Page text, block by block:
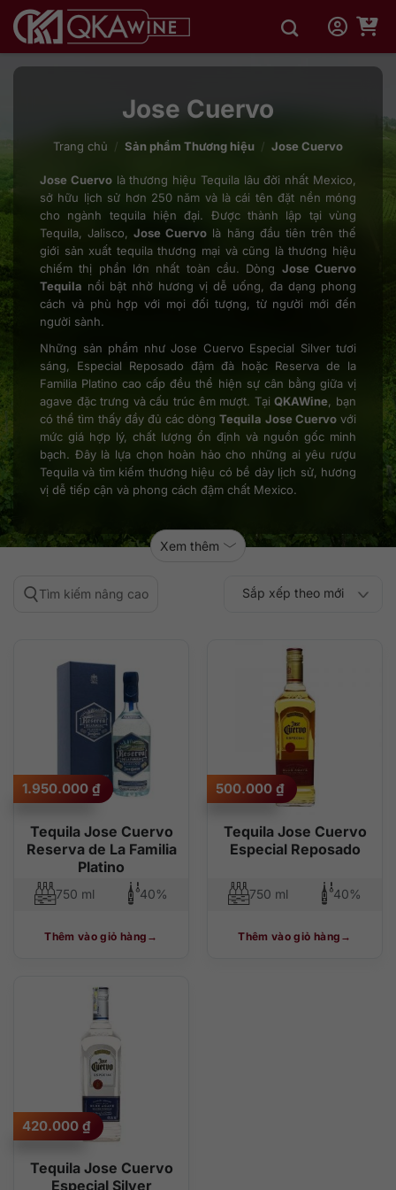
qua
dung
Jose Cuervo
Trang chủ / Sản phẩm Thương hiệu / Jose Cuervo
Jose Cuervolà thương hiệu Tequila lâu đời nhất Mexico,
sở hữu lịch sử hơn 250 năm và là cái tên đặt nền móng
cho ngành tequila hiện đại. Được thành lập tại vùng
Tequila, Jalisco,Jose Cuervo là hãng đầu tiên trên thế
giới sản xuất tequila thương mại và cũng là thương hiệu
chiếm thị phần lớn nhất toàn cầu. Dòng Jose Cuervo
Tequila nổi bật nhờ hương vị dễ uống, đa dạng phong
cách và phù hợp với mọi đối tượng, từ người mới đến
người sành.
Những sản phẩm như Jose Cuervo Especial Silver tươi
sáng, Especial Reposado đậm đà hoặc Reserva de la
Familia Platino cao cấp đều thể hiện sự cân bằng giữa vị
agave đặc trưng và cấu trúc êm mượt. TạiQKAWine, bạn
có thể tìm thấy đầy đủ các dòngTequila Jose Cuervovới
mức giá hợp lý, chất lượng ổn định và nguồn gốc minh
bạch. Đây là lựa chọn hoàn hảo cho những ai yêu rượu
Tequila và tìm kiếm thương hiệu có bề dày lịch sử, hương
vị dễ tiếp cận và phong cách đậm chất Mexico.
Xem thêm
Tìm kiếm nâng cao Sắp xếp theo
độ phổ biến
Sắp xếp theo mới
thấp đến cao
cao đến thấp
Tequila Jose Cuervo
Reserva de La Familia
Platino
1.950.000 ₫
750 ml 40%
Thêm vào giỏ hàng
Tequila Jose Cuervo
Especial Reposado
500.000 ₫
750 ml 40%
Thêm vào giỏ hàng
Tequila Jose Cuervo
Especial Silver
420.000 ₫